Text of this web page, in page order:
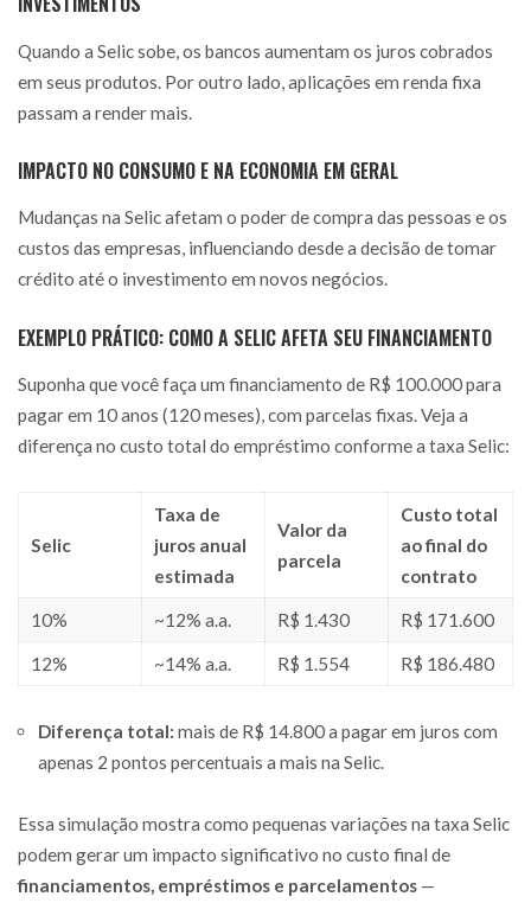
Quando a Selic sobe, os bancos aumentam os juros cobrados
em seus produtos. Por outro lado, aplicações em renda fixa
passam a render mais.
IMPACTO NO CONSUMO E NA ECONOMIA EM GERAL
Mudanças na Selic afetam o poder de compra das pessoas e os
custos das empresas, influenciando desde a decisão de tomar
crédito até o investimento em novos negócios.
EXEMPLO PRÁTICO: COMO A SELIC AFETA SEU FINANCIAMENTO
Suponha que você faça um financiamento de R$ 100.000 para
pagar em 10 anos (120 meses), com parcelas fixas. Veja a
diferença no custo total do empréstimo conforme a taxa Selic:
Selic
Taxa de
juros anual
estimada
Valor da
parcela
Custo total
ao final do
contrato
10% ~12% a.a. R$ 1.430 R$ 171.600
12% ~14% a.a. R$ 1.554 R$ 186.480
Diferença total: mais de R$ 14.800 a pagar em juros com
apenas 2 pontos percentuais a mais na Selic.
Essa simulação mostra como pequenas variações na taxa Selic
podem gerar um impacto significativo no custo final de
financiamentos, empréstimos e parcelamentos —